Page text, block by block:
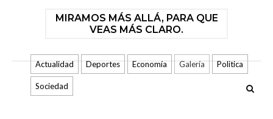
MIRAMOS MÁS ALLÁ, PARA QUE
VEAS MÁS CLARO.
Actualidad Deportes Economía Galería Politica
Sociedad